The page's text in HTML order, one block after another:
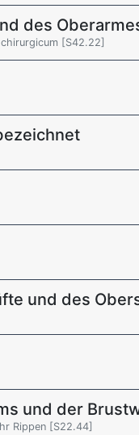
des
[S42.22]
und des
und der
Rippen [S22.44]